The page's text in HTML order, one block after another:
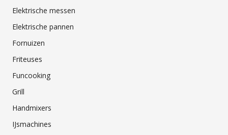
Elektrische messen
Elektrische pannen
Fornuizen
Friteuses
Funcooking
Grill
Handmixers
IJsmachines